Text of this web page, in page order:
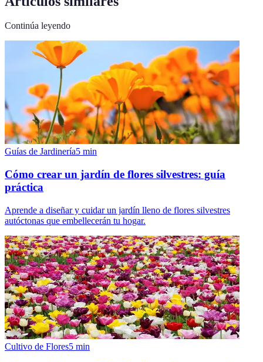
Continúa leyendo
Guías de Jardinería5 min
Cómo crear un jardín de flores silvestres: guía
práctica
Aprende a diseñar y cuidar un jardín lleno de flores silvestres
autóctonas que embellecerán tu hogar.
Cultivo de Flores5 min